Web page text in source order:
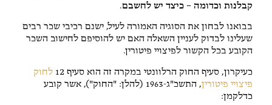
קבלנות וכדומה – כיצד יש לחשבם.
בבואנו לבחון את הסוגיה האמורה לעיל, ישנם רכיבי שכר רבים
שעלינו לבדוק לעניין השאלה האם יש להוסיפם לחישוב השכר
הקובע בכל הקשור לפיצויי פיטורין.
כעיקרון, סעיף החוק הרלוונטי במקרה זה הוא סעיף 12
לחוק
פיצויי פיטורין
, התשכ"ג-1963 (להלן: "החוק"), אשר קובע
כדלקמן: